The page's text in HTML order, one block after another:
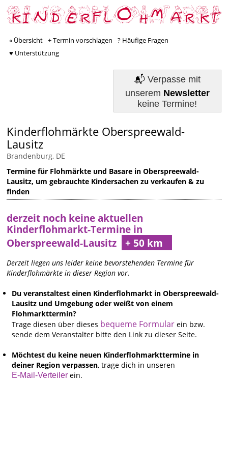
« Übersicht + Termin vorschlagen
? Häufige Fragen
♥ Unterstützung
📬 Verpasse mit
unserem Newsletter
keine Termine!
Kinderflohmärkte Oberspreewald-
Lausitz
Brandenburg, DE
Termine für Flohmärkte und Basare in Oberspreewald-
Lausitz, um gebrauchte Kindersachen zu verkaufen & zu
finden
derzeit noch keine aktuellen
Kinderflohmarkt-Termine in
Oberspreewald-Lausitz
Derzeit liegen uns leider keine bevorstehenden Termine für
Kinderflohmärkte in dieser Region vor.
Du veranstaltest einen Kinderflohmarkt in Oberspreewald-
Lausitz und Umgebung oder weißt von einem
Flohmarkttermin?
Trage diesen über dieses bequeme Formular ein bzw.
sende dem Veranstalter bitte den Link zu dieser Seite.
Möchtest du keine neuen Kinderflohmarkttermine in
deiner Region verpassen, trage dich in unseren
E-Mail-Verteiler ein.